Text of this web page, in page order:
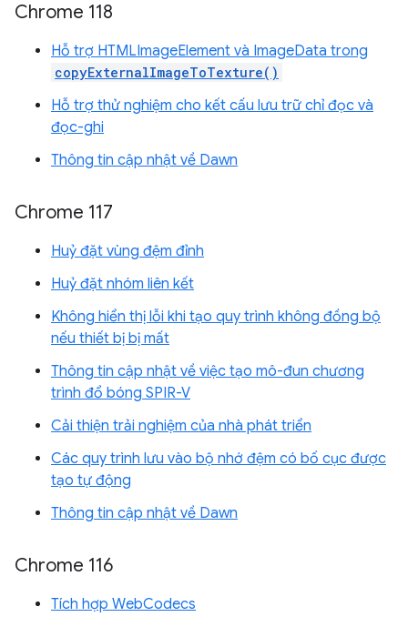
Chrome 118
Hỗ trợ HTMLImageElement và ImageData trong
copyExternalImageToTexture()
Hỗ trợ thử nghiệm cho kết cấu lưu trữ chỉ đọc và
đọc-ghi
Thông tin cập nhật về Dawn
Chrome 117
Huỷ đặt vùng đệm đỉnh
Huỷ đặt nhóm liên kết
Không hiển thị lỗi khi tạo quy trình không đồng bộ
nếu thiết bị bị mất
Thông tin cập nhật về việc tạo mô-đun chương
trình đổ bóng SPIR-V
Cải thiện trải nghiệm của nhà phát triển
Các quy trình lưu vào bộ nhớ đệm có bố cục được
tạo tự động
Thông tin cập nhật về Dawn
Chrome 116
Tích hợp WebCodecs